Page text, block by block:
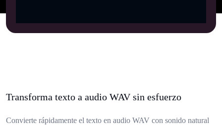
Transforma texto a audio WAV sin esfuerzo
Convierte rápidamente el texto en audio WAV con sonido natural